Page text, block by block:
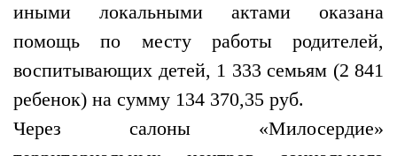
иными локальными актами оказана
помощь по месту работы родителей,
воспитывающих детей, 1 333 семьям (2 841
ребенок) на сумму 134 370,35 руб.
Через салоны «Милосердие»